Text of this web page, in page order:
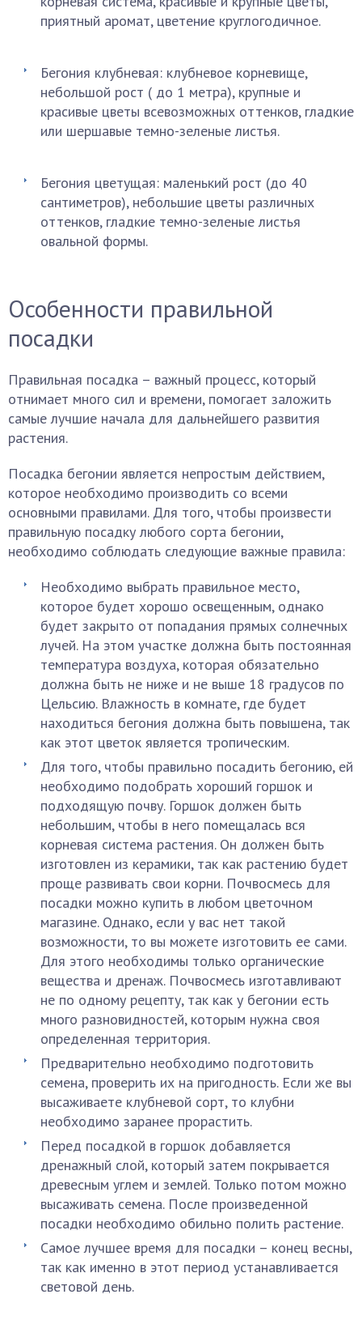
приятный аромат, цветение круглогодичное.
Бегония клубневая: клубневое корневище,
небольшой рост ( до 1 метра), крупные и
красивые цветы всевозможных оттенков, гладкие
или шершавые темно-зеленые листья.
Бегония цветущая: маленький рост (до 40
сантиметров), небольшие цветы различных
оттенков, гладкие темно-зеленые листья
овальной формы.
Особенности правильной
посадки
Правильная посадка – важный процесс, который
отнимает много сил и времени, помогает заложить
самые лучшие начала для дальнейшего развития
растения.
Посадка бегонии является непростым действием,
которое необходимо производить со всеми
основными правилами. Для того, чтобы произвести
правильную посадку любого сорта бегонии,
необходимо соблюдать следующие важные правила:
Необходимо выбрать правильное место,
которое будет хорошо освещенным, однако
будет закрыто от попадания прямых солнечных
лучей. На этом участке должна быть постоянная
температура воздуха, которая обязательно
должна быть не ниже и не выше 18 градусов по
Цельсию. Влажность в комнате, где будет
находиться бегония должна быть повышена, так
как этот цветок является тропическим.
Для того, чтобы правильно посадить бегонию, ей
необходимо подобрать хороший горшок и
подходящую почву. Горшок должен быть
небольшим, чтобы в него помещалась вся
корневая система растения. Он должен быть
изготовлен из керамики, так как растению будет
проще развивать свои корни. Почвосмесь для
посадки можно купить в любом цветочном
магазине. Однако, если у вас нет такой
возможности, то вы можете изготовить ее сами.
Для этого необходимы только органические
вещества и дренаж. Почвосмесь изготавливают
не по одному рецепту, так как у бегонии есть
много разновидностей, которым нужна своя
определенная территория.
Предварительно необходимо подготовить
семена, проверить их на пригодность. Если же вы
высаживаете клубневой сорт, то клубни
необходимо заранее прорастить.
Перед посадкой в горшок добавляется
дренажный слой, который затем покрывается
древесным углем и землей. Только потом можно
высаживать семена. После произведенной
посадки необходимо обильно полить растение.
Самое лучшее время для посадки – конец весны,
так как именно в этот период устанавливается
световой день.